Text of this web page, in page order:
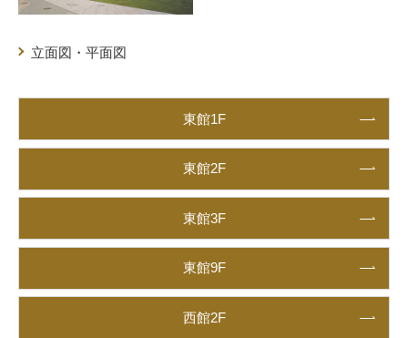
立面図・平面図
東館1F
東館2F
東館3F
東館9F
西館2F